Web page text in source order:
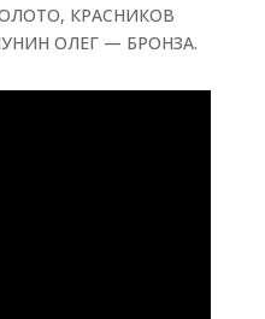
КРАСНИКОВ
ОЛЕГ — БРОНЗА.